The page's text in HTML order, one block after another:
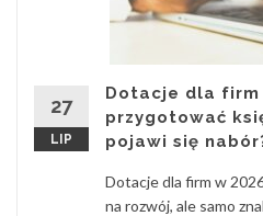
27
LIP
Dotacje dla
przygotować
pojawi się
Dotacje dla firm w
na rozwój, ale samo